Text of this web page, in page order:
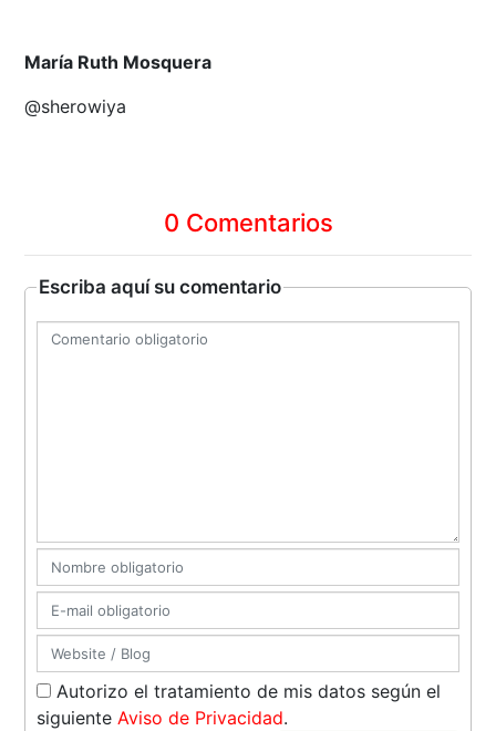
María Ruth Mosquera
@sherowiya
0 Comentarios
Escriba aquí su comentario
Autorizo el tratamiento de mis datos según el
siguienteAviso de Privacidad.